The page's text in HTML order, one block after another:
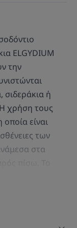
ELGYDIUM
την
σιδεράκια ή
Η χρήση τους
είναι
των
στα
χρώμα των
αφαίρεση